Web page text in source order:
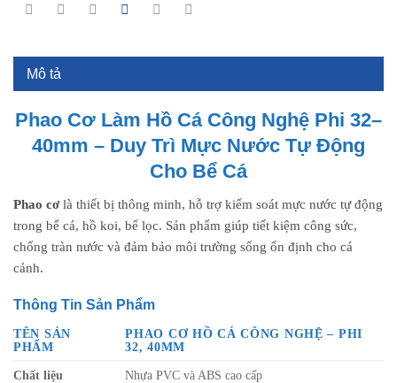
Mô tả
Phao Cơ Làm Hồ Cá Công Nghệ Phi 32–
40mm – Duy Trì Mực Nước Tự Động
Cho Bể Cá
Phao cơlà thiết bị thông minh, hỗ trợ kiểm soát mực nước tự động
trong bể cá, hồ koi, bể lọc. Sản phẩm giúp tiết kiệm công sức,
chống tràn nước và đảm bảo môi trường sống ổn định cho cá
cảnh.
Thông Tin Sản Phẩm
TÊN SẢN
PHẨM
PHAO CƠ HỒ CÁ CÔNG NGHỆ – PHI
32, 40MM
Chất liệu
Nhựa PVC và ABS cao cấp